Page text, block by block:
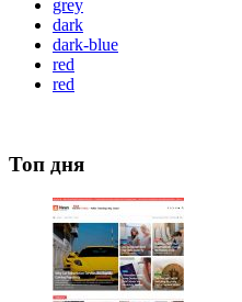
grey
dark
dark-blue
red
red
Топ дня